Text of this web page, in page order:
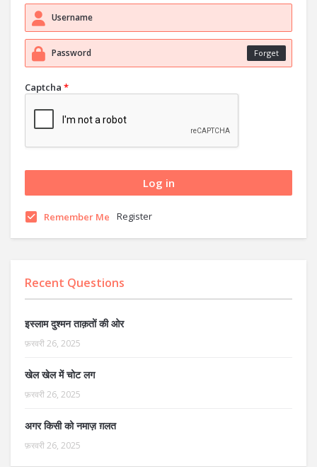
Forget
Captcha *
Remember Me Register
Recent Questions
इस्लाम दुश्मन ताक़तों की ओर
फ़रवरी 26, 2025
खेल खेल में चोट लग
फ़रवरी 26, 2025
अगर किसी को नमाज़ ग़लत
फ़रवरी 26, 2025